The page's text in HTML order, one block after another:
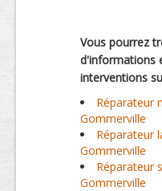
Vous pourrez
d'informations
interventions
Réparateur
Gommerville
Réparateur
Gommerville
Réparateur
Gommerville